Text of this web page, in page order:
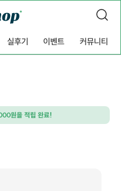
실후기 이벤트 커뮤니티
원을 적립 완료!